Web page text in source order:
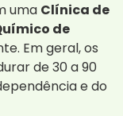
uma Clínica de
de
Em geral, os
de 30 a 90
e do